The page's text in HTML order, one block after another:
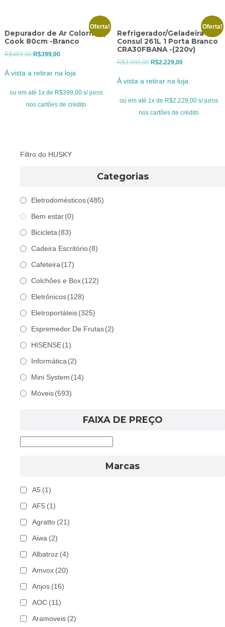
Oferta!
Depurador de Ar Colormaq
Cook 80cm -Branco
R$469,00 O
era:
R$469,00.
R$399,00O
atual
é:
R$399,00.
À vista a retirar na loja
ou em até 1x de R$399,00 s/ juros
nos cartões de crédito
Oferta!
Refrigerador/Geladeira
Consul 261L 1 Porta Branco
CRA30FBANA -(220v)
R$3.099,00 O
era:
R$3.099,00.
R$2.229,00O
atual
é:
R$2.229,00.
À vista a retirar na loja
ou em até 1x de R$2.229,00 s/ juros
nos cartões de crédito
Filtro do HUSKY
Categorias
Eletrodomésticos (485)
Bem estar (0)
Bicicleta (83)
Cadeira Escritório (8)
Cafeteira (17)
Colchões e Box (122)
Eletrônicos (128)
Eletroportáteis (325)
Espremedor De Frutas (2)
HISENSE (1)
Informática (2)
Mini System (14)
Móveis (593)
FAIXA DE PREÇO
Marcas
A5 (1)
AF5 (1)
Agratto (21)
Aiwa (2)
Albatroz (4)
Amvox (20)
Anjos (16)
AOC (11)
Aramoveis (2)